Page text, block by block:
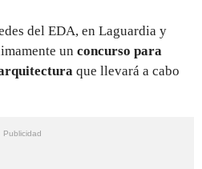
del EDA, en Laguardia y
un concurso para
que llevará a cabo